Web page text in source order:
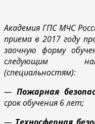
Академия ГПС МЧС
приема в 2017 году
заочную форму
следующим
(специальностям):
— Пожарная
срок обучения 6 лет;